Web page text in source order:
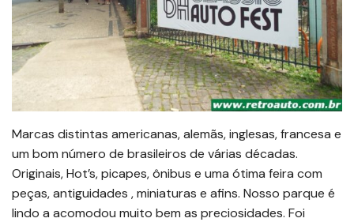
Marcas distintas americanas, alemãs, inglesas, francesa e
um bom número de brasileiros de várias décadas.
Originais, Hot’s, picapes, ônibus e uma ótima feira com
peças, antiguidades , miniaturas e afins. Nosso parque é
lindo a acomodou muito bem as preciosidades. Foi